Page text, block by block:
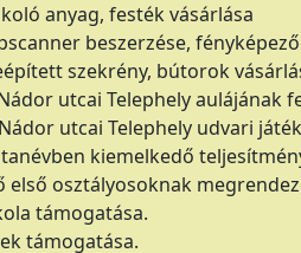
anyag, festék vásárlása
beszerzése,
szekrény, bútorok
utcai Telephely aulájának
utcai Telephely udvari
kiemelkedő
első osztályosoknak
támogatása.
támogatása.